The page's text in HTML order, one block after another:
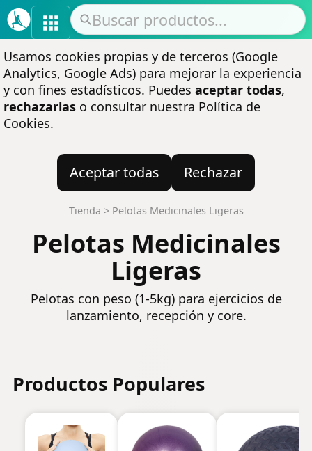
Usamos cookies propias y de terceros (Google
Analytics, Google Ads) para mejorar la experiencia
y con fines estadísticos. Puedes aceptar todas,
rechazarlaso consultar nuestra Política de
Cookies.
Aceptar todas Rechazar
Tienda > Pelotas Medicinales Ligeras
Pelotas Medicinales
Ligeras
Pelotas con peso (1-5kg) para ejercicios de
lanzamiento, recepción y core.
Productos Populares